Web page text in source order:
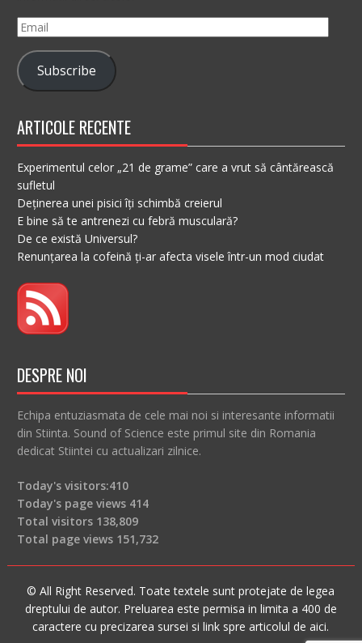
Email
Subscribe
ARTICOLE RECENTE
Experimentul celor „21 de grame” care a vrut să cântărească
sufletul
Deținerea unei pisici îți schimbă creierul
E bine să te antrenezi cu febră musculară?
De ce există Universul?
Renunțarea la cofeină ți-ar afecta visele într-un mod ciudat
DESPRE NOI
Echipa entuziasmata de cele mai noi si interesante informatii
din Stiinta. Sound of Science este primul site din Romania
dedicat Stiintei cu actualizari zilnice.
Today's visitors:410
Today's page views 414
Total visitors 138,809
Total page views 151,732
© All Right Reserved. Toate textele sunt protejate de legea
dreptului de autor. Preluarea este permisa in limita a 400 de
caractere cu precizarea sursei si link spre articolul de aici.